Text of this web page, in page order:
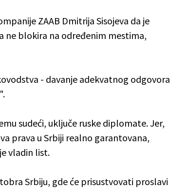
ZAAB Dmitrija Sisojeva da je
ne blokira na određenim mestima,
- davanje adekvatnog odgovora
sudeći, uključe ruske diplomate. Jer,
prava u Srbiji realno garantovana,
vladin list.
Srbiju, gde će prisustvovati proslavi